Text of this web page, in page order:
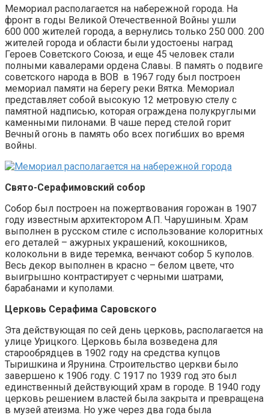
Мемориал располагается на набережной города. На
фронт в годы Великой Отечественной Войны ушли
600 000 жителей города, а вернулись только 250 000. 200
жителей города и области были удостоены наград
Героев Советского Союза, и еще 45 человек стали
полными кавалерами ордена Славы. В память о подвиге
советского народа в ВОВ в 1967 году был построен
мемориал памяти на берегу реки Вятка. Мемориал
представляет собой высокую 12 метровую стелу с
памятной надписью, которая ограждена полукруглыми
каменными пилонами. В чаше перед стелой горит
Вечный огонь в память обо всех погибших во время
войны.
Свято-Серафимовский собор
Собор был построен на пожертвования горожан в 1907
году известным архитектором А.П. Чарушиным. Храм
выполнен в русском стиле с использование колоритных
его деталей – ажурных украшений, кокошников,
колокольни в виде теремка, венчают собор 5 куполов.
Весь декор выполнен в красно – белом цвете, что
выигрышно контрастирует с черными шатрами,
барабанами и куполами.
Церковь Серафима Саровского
Эта действующая по сей день церковь, располагается на
улице Урицкого. Церковь была возведена для
старообрядцев в 1902 году на средства купцов
Тыришкина и Ярунина. Строительство церкви было
завершено к 1906 году. С 1917 по 1939 год это был
единственный действующий храм в городе. В 1940 году
церковь решением властей была закрыта и превращена
в музей атеизма. Но уже через два года была